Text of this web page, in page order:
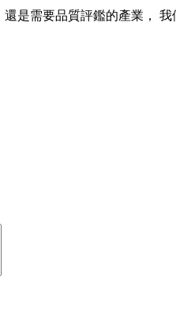
是需要品質評鑑的產業， 我